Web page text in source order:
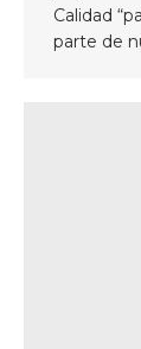
Calidad
parte de